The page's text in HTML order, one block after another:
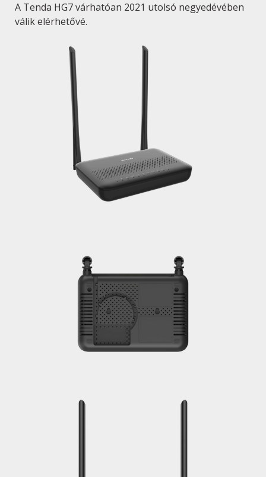
A Tenda HG7 várhatóan 2021 utolsó negyedévében
válik elérhetővé.